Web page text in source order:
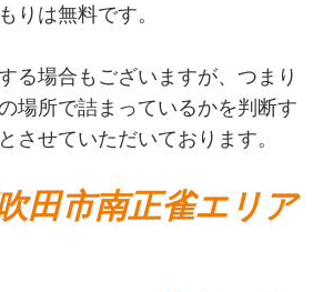
りは無料です。
る場合もございますが、つまり
場所で詰まっているかを判断す
させていただいております。
田市南正雀エリア